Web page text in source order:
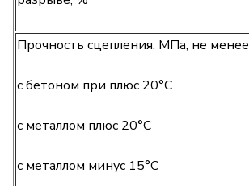
Прочность сцепления, МПа, не менее
с бетоном при плюс 20°С
с металлом плюс 20°С
с металлом минус 15°С